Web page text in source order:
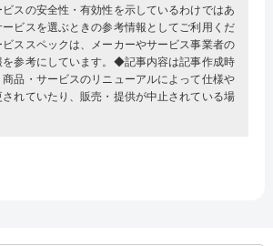
スの安全性・有効性を示しているわけではあ
ービスを選ぶときの参考情報としてご利用くだ
ススペックは、メーカーやサービス事業者の
を参考にしています。◆記事内容は記事作成時
品・サービスのリニューアルによって仕様や
れていたり、販売・提供が中止されている場